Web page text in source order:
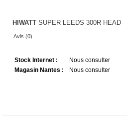
HIWATT SUPER LEEDS 300R HEAD
Avis (0)
Stock Internet :
Nous consulter
Magasin Nantes :
Nous consulter